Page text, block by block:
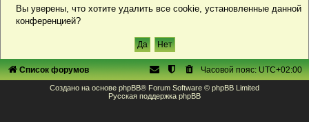
Вы уверены, что хотите удалить все cookie, установленные данной
конференцией?
Список форумов Часовой пояс:UTC+02:00
Создано на основе phpBB® Forum Software © phpBB Limited
Русская поддержка phpBB